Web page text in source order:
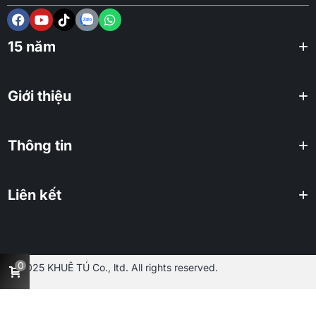
15 năm
Giới thiệu
Thông tin
Liên kết
2025 KHUÊ TÚ Co., ltd. All rights reserved.
0